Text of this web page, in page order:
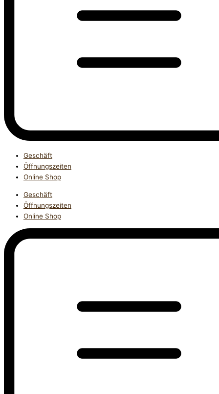
Geschäft
Öffnungszeiten
Online Shop
Geschäft
Öffnungszeiten
Online Shop